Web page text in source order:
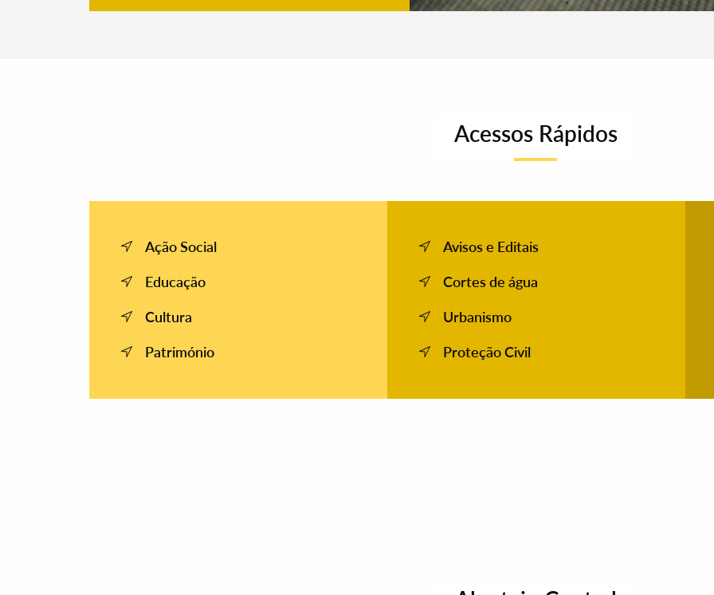
Acessos Rápidos
Ação Social
Educação
Cultura
Património
Avisos e Editais
Cortes de água
Urbanismo
Proteção Civil